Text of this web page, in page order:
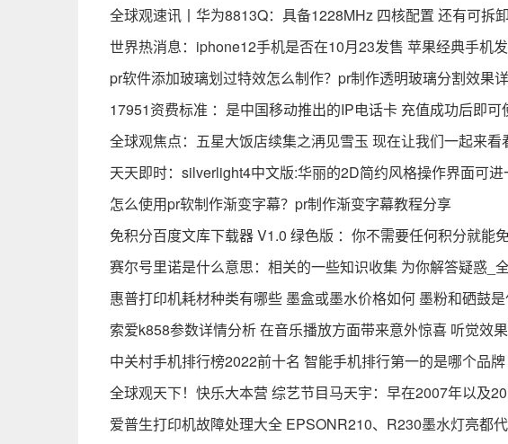
全球观速讯丨华为8813Q：具备1228MHz 四核配置 还有可拆
世界热消息：iphone12手机是否在10月23发售 苹果经典手机
pr软件添加玻璃划过特效怎么制作？pr制作透明玻璃分割效果
17951资费标准 ：是中国移动推出的IP电话卡 充值成功后即可
全球观焦点：五星大饭店续集之洅见雪玉 现在让我们一起来看
天天即时：silverlight4中文版:华丽的2D简约风格操作界面可
怎么使用pr软制作渐变字幕？pr制作渐变字幕教程分享
免积分百度文库下载器 V1.0 绿色版 ：你不需要任何积分就能
赛尔号里诺是什么意思：相关的一些知识收集 为你解答疑惑_
惠普打印机耗材种类有哪些 墨盒或墨水价格如何 墨粉和硒鼓
索爱k858参数详情分析 在音乐播放方面带来意外惊喜 听觉效
中关村手机排行榜2022前十名 智能手机排行第一的是哪个品牌
全球观天下！快乐大本营 综艺节目马天宇：早在2007年以及
爱普生打印机故障处理大全 EPSONR210、R230墨水灯亮都